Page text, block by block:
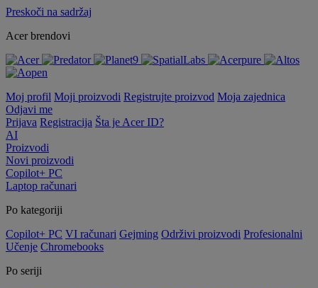
Preskoči na sadržaj
Acer brendovi
Moj profil Moji proizvodi Registrujte proizvod Moja zajednica
Odjavi me
Prijava Registracija Šta je Acer ID?
AI
Proizvodi
Novi proizvodi
Copilot+ PC
Laptop računari
Po kategoriji
Copilot+ PC VI računari Gejming Održivi proizvodi Profesionalni
Učenje Chromebooks
Po seriji